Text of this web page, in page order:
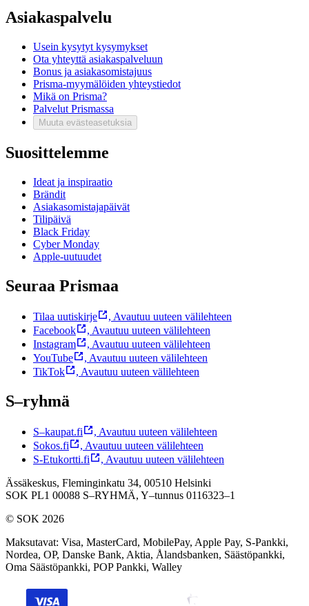
Asiakaspalvelu
Usein kysytyt kysymykset
Ota yhteyttä asiakaspalveluun
Bonus ja asiakasomistajuus
Prisma-myymälöiden yhteystiedot
Mikä on Prisma?
Palvelut Prismassa
Muuta evästeasetuksia
Suosittelemme
Ideat ja inspiraatio
Brändit
Asiakasomistajapäivät
Tilipäivä
Black Friday
Cyber Monday
Apple-uutuudet
Seuraa Prismaa
Tilaa uutiskirje , Avautuu uuteen välilehteen
Facebook
, Avautuu uuteen välilehteen
Instagram
, Avautuu uuteen välilehteen
YouTube
, Avautuu uuteen välilehteen
TikTok
, Avautuu uuteen välilehteen
S–ryhmä
S–kaupat.fi , Avautuu uuteen välilehteen
Sokos.fi
, Avautuu uuteen välilehteen
S-Etukortti.fi
, Avautuu uuteen välilehteen
Ässäkeskus, Fleminginkatu 34, 00510 Helsinki
SOK PL1 00088 S–RYHMÄ, Y–tunnus 0116323–1
© SOK 2026
Maksutavat: Visa, MasterCard, MobilePay, Apple Pay, S-Pankki,
Nordea, OP, Danske Bank, Aktia, Ålandsbanken, Säästöpankki,
Oma Säästöpankki, POP Pankki, Walley